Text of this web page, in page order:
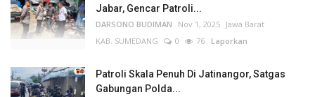
Jabar, Gencar Patroli...
DARSONO BUDIMAN Nov 1, 2025 Jawa Barat
KAB. SUMEDANG
0 76 Laporkan
Patroli Skala Penuh Di Jatinangor, Satgas
Gabungan Polda...